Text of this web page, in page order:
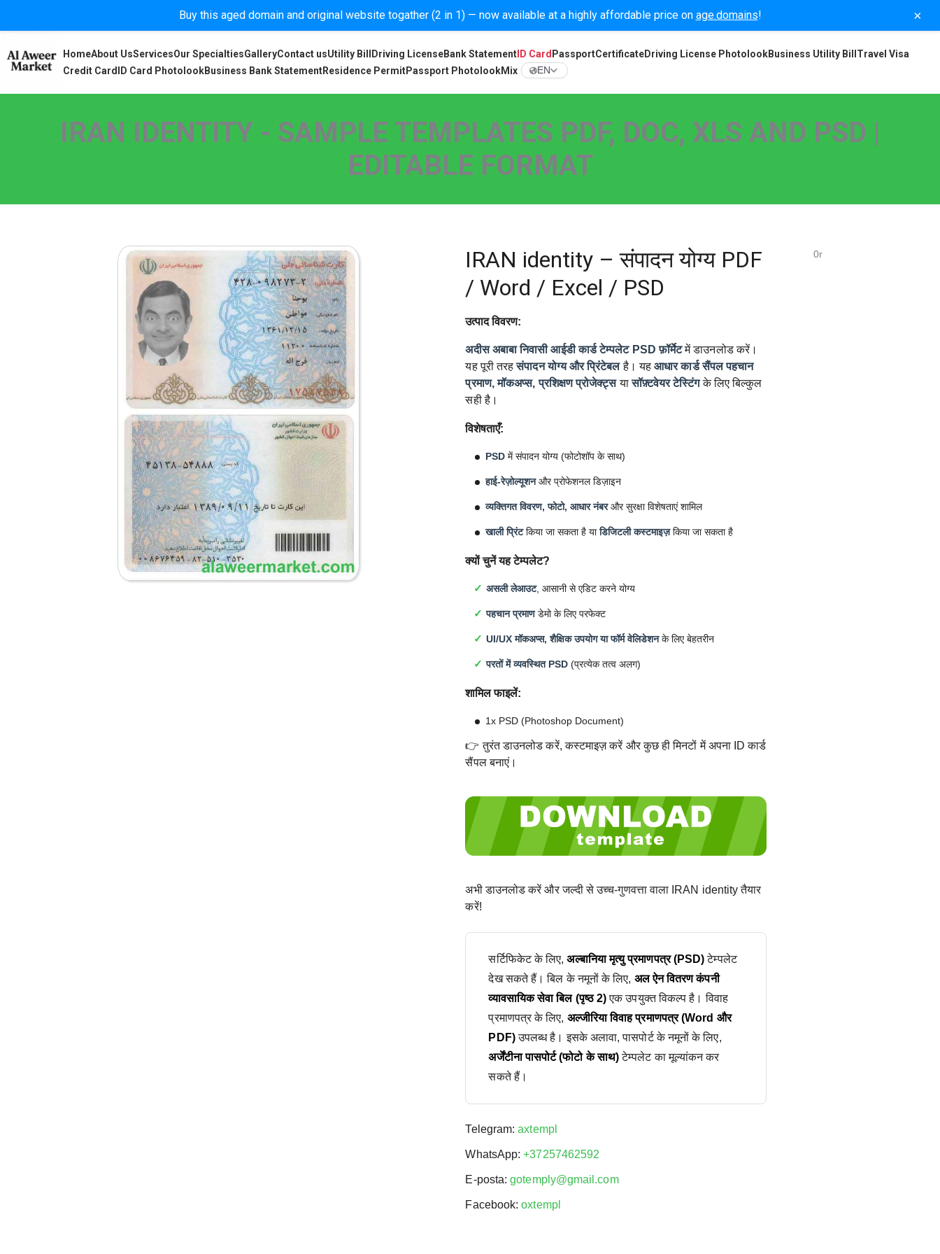
Buy this aged domain and original website togather (2 in 1) — now available at a highly affordable price on age.domains! ×
HomeAbout UsServicesOur SpecialtiesGalleryContact usUtility Bill Driving LicenseBank Statement ID Card PassportCertificateDriving License PhotolookBusiness Utility Bill Travel Visa
Credit Card
ID Card PhotolookBusiness Bank StatementResidence PermitPassport PhotolookMix EN
IRAN IDENTITY - SAMPLE TEMPLATES PDF, DOC, XLS AND PSD |
EDITABLE FORMAT
IRAN identity – संपादन योग्य PDF
/ Word / Excel / PSD
उत्पाद विवरण:
अदीस अबाबा निवासी आईडी कार्ड टेम्पलेट PSD फ़ॉर्मेटमें डाउनलोड करें।
यह पूरी तरहसंपादन योग्य और प्रिंटेबलहै। यहआधार कार्ड सैंपल पहचान
प्रमाण, मॉकअप्स, प्रशिक्षण प्रोजेक्ट्सयासॉफ़्टवेयर टेस्टिंगके लिए बिल्कुल
सही है।
विशेषताएँ:
PSD में संपादन योग्य (फोटोशॉप के साथ)
हाई-रेज़ोल्यूशनऔर प्रोफेशनल डिज़ाइन
व्यक्तिगत विवरण, फोटो, आधार नंबरऔर सुरक्षा विशेषताएं शामिल
खाली प्रिंटकिया जा सकता है याडिजिटली कस्टमाइज़किया जा सकता है
क्यों चुनें यह टेम्पलेट?
असली लेआउट, आसानी से एडिट करने योग्य
पहचान प्रमाणडेमो के लिए परफेक्ट
UI/UX मॉकअप्स, शैक्षिक उपयोग या फॉर्म वेलिडेशनके लिए बेहतरीन
परतों में व्यवस्थित PSD (प्रत्येक तत्व अलग)
शामिल फाइलें:
1x PSD (Photoshop Document)
👉 तुरंत डाउनलोड करें, कस्टमाइज़ करें और कुछ ही मिनटों में अपना ID कार्ड
सैंपल बनाएं।
अभी डाउनलोड करें और जल्दी से उच्च-गुणवत्ता वाला IRAN identity तैयार
करें!
सर्टिफिकेट के लिए,अल्बानिया मृत्यु प्रमाणपत्र (PSD)टेम्पलेट
देख सकते हैं। बिल के नमूनों के लिए, अल ऐन वितरण कंपनी
व्यावसायिक सेवा बिल (पृष्ठ 2)एक उपयुक्त विकल्प है। विवाह
प्रमाणपत्र के लिए, अल्जीरिया विवाह प्रमाणपत्र (Word और
PDF)उपलब्ध है। इसके अलावा, पासपोर्ट के नमूनों के लिए,
अर्जेंटीना पासपोर्ट (फोटो के साथ)टेम्पलेट का मूल्यांकन कर
सकते हैं।
Telegram:axtempl
WhatsApp:+37257462592
E-posta:gotemply@gmail.com
Facebook:oxtempl
0r